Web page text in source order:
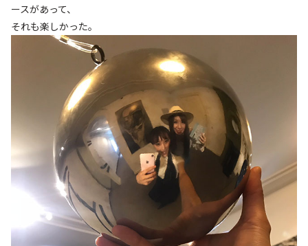
ースがあって、
それも楽しかった。